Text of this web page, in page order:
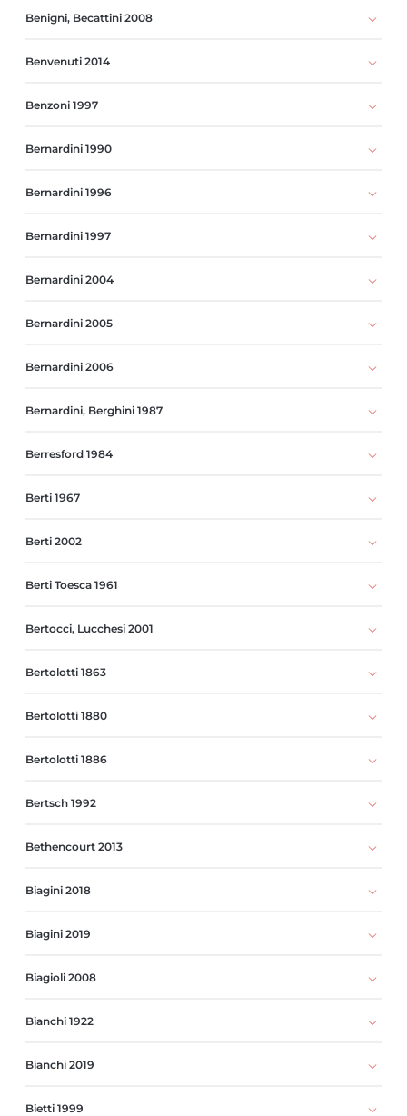
Benigni, Becattini 2008
Benvenuti 2014
Benzoni 1997
Bernardini 1990
Bernardini 1996
Bernardini 1997
Bernardini 2004
Bernardini 2005
Bernardini 2006
Bernardini, Berghini 1987
Berresford 1984
Berti 1967
Berti 2002
Berti Toesca 1961
Bertocci, Lucchesi 2001
Bertolotti 1863
Bertolotti 1880
Bertolotti 1886
Bertsch 1992
Bethencourt 2013
Biagini 2018
Biagini 2019
Biagioli 2008
Bianchi 1922
Bianchi 2019
Bietti 1999